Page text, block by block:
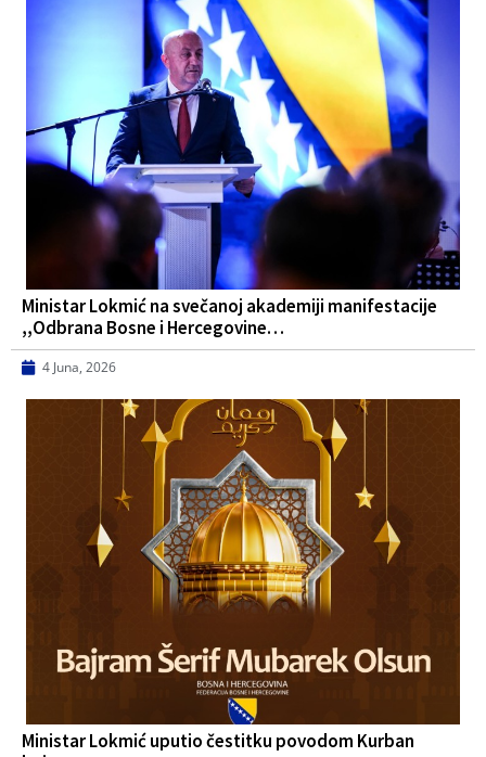
Ministar Lokmić na svečanoj akademiji manifestacije
,,Odbrana Bosne i Hercegovine…
4 Juna, 2026
Ministar Lokmić uputio čestitku povodom Kurban